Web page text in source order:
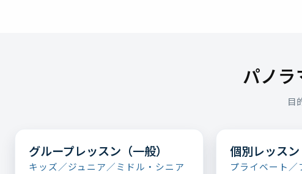
パノラ
目
グループレッスン（一般）
キッズ／ジュニア／ミドル・シニア
個別レッスン
プライベート／